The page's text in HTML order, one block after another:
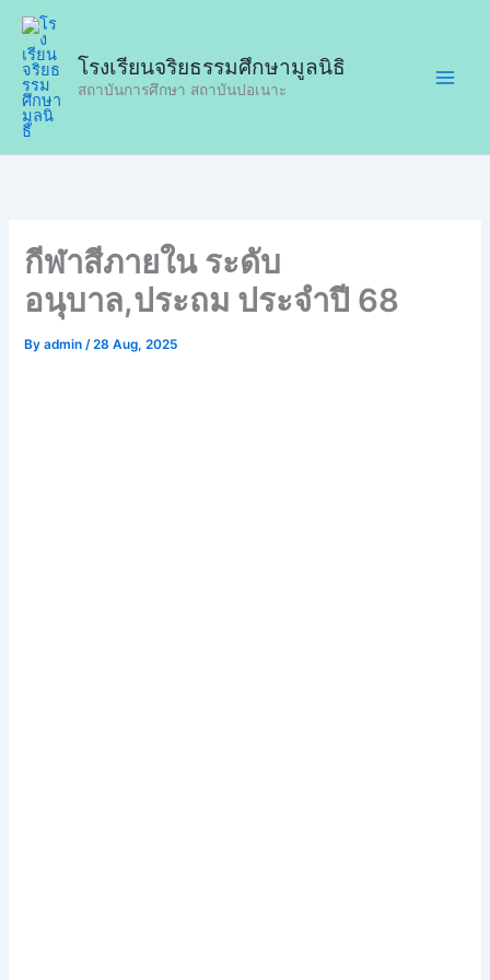
Skip
content
โรงเรียนจริยธรรมศึกษามูลนิธิ
สถาบันการศึกษา สถาบันปอเนาะ
กีฬาสีภายใน ระดับ
อนุบาล,ประถม ประจำปี 68
Byadmin/28 Aug, 2025